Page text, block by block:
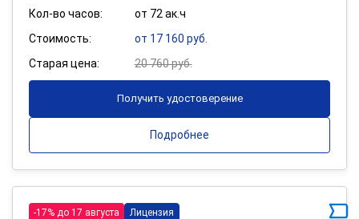
Кол-во часов:
от 72 ак.ч
Стоимость:
от 17 160 руб.
Старая цена:
20 760 руб.
Получить удостоверение
Подробнее
-17% до 17 августа Лицензия